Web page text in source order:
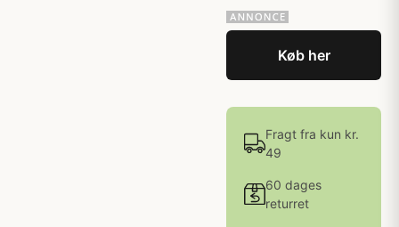
Køb her
Fragt fra kun kr.
49
60 dages
returret